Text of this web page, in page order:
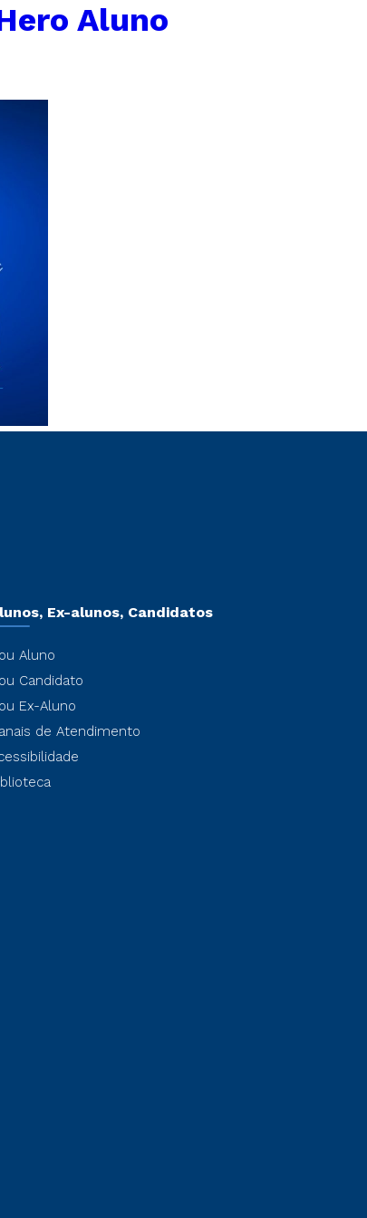
Aluno
Ex-alunos, Candidatos
Aluno
Candidato
Ex-Aluno
de Atendimento